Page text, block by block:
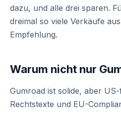
dazu, und alle drei sparen.
dreimal so viele Verkäufe
Empfehlung.
Warum nicht nur
Gumroad ist solide, aber
Rechtstexte und EU-